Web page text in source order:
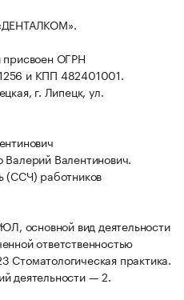
присвоен ОГРН
и КПП 482401001.
г. Липецк, ул.
Валентинович.
(ССЧ) работников
основной вид деятельности
ответственностью
практика.
деятельности — 2.